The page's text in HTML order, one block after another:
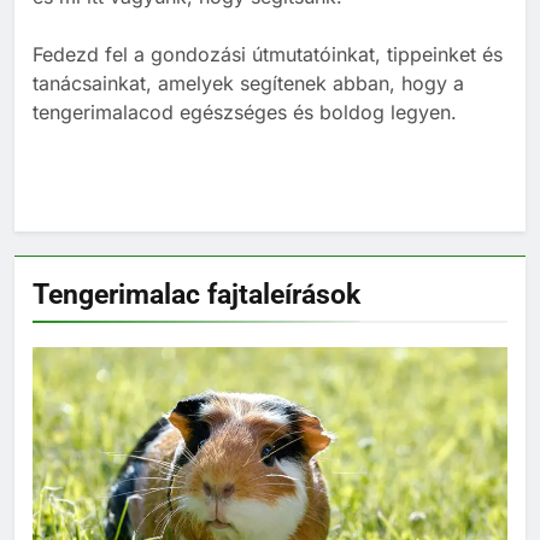
Banánt ehet a tengerimalac?
TÁPLÁLÁS TENGERIMALAC TARTÁS
Kopasz tengerimalac tartása:
minden, amit tudnod kell
TENGERIMALAC TARTÁS
5
Milyen gyakran kell takarítani a
tengerimalacokat?
ELHELYEZÉSÜK
6
Fedezd fel a gondozási útmutatóinkat, tippeinket és
tanácsainkat, amelyek segítenek abban, hogy a
tengerimalacod egészséges és boldog legyen.
Tengerimalac fajtaleírások